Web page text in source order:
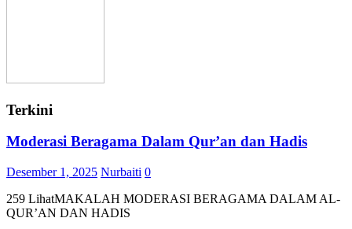
Terkini
Moderasi Beragama Dalam Qur’an dan Hadis
Desember 1, 2025 Nurbaiti 0
259 LihatMAKALAH MODERASI BERAGAMA DALAM AL-
QUR’AN DAN HADIS